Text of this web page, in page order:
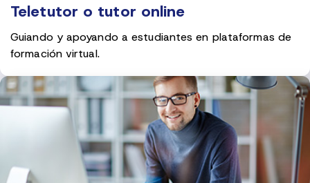
Teletutor o tutor online
Guiando y apoyando a estudiantes en plataformas de
formación virtual.